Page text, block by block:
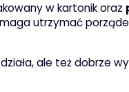
w kartonik oraz
utrzymać
ale też dobrze